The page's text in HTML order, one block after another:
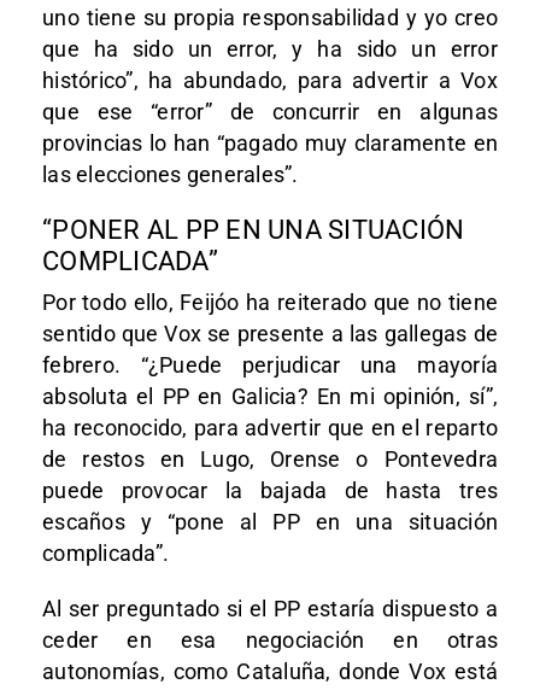
uno tiene su propia responsabilidad y yo creo
que ha sido un error, y ha sido un error
histórico”, ha abundado, para advertir a Vox
que ese “error” de concurrir en algunas
provincias lo han “pagado muy claramente en
las elecciones generales”.
“PONER AL PP EN UNA SITUACIÓN
COMPLICADA”
Por todo ello, Feijóo ha reiterado que no tiene
sentido que Vox se presente a las gallegas de
febrero. “¿Puede perjudicar una mayoría
absoluta el PP en Galicia? En mi opinión, sí”,
ha reconocido, para advertir que en el reparto
de restos en Lugo, Orense o Pontevedra
puede provocar la bajada de hasta tres
escaños y “pone al PP en una situación
complicada”.
Al ser preguntado si el PP estaría dispuesto a
ceder en esa negociación en otras
autonomías, como Cataluña, donde Vox está